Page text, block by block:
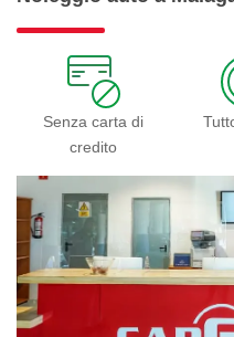
Senza carta di
credito